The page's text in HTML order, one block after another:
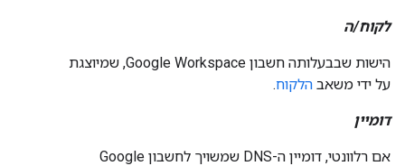
לקוח/ה
הישות שבבעלותה חשבון Google Workspace, שמיוצגת
על ידי משאב הלקוח.
דומיין
אם רלוונטי, דומיין ה-DNS שמשויך לחשבון Google